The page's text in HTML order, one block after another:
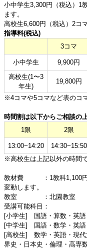
小中学生3,300円（税込）1
ます。
高校生6,600円（税込）2コ
指導料(税込)
3コマ
小中学生 9,900円
高校生(1〜3
年生)
19,800円
※4コマや5コマなど表のコ
時間割は以下からご相談の
1限
2限
13:00~14:20 14:30~15:50
※高校生は上記以外の時間
教材費 ：1教科1,100円
変動します。
教室 ：北園教室
受講可能科目：
[小学生] 国語・算数・英語
[中学生] 国語・数学・英語
[高校生] 数学・英語・現代
界史・日本史・倫理・高専